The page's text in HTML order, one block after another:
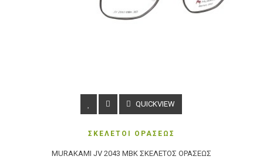
QUICKVIEW
ΣΚΕΛΕΤΟΙ ΟΡΑΣΕΩΣ
MURAKAMI JV 2043 MBK ΣΚΕΛΕΤΌΣ ΟΡΆΣΕΩΣ